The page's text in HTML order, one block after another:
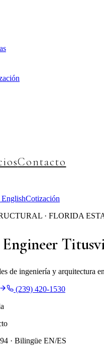
Contacto
Cotización
· FLORIDA
de ingeniería y arquitectura
(239) 420-1530
· Bilingüe EN/ES